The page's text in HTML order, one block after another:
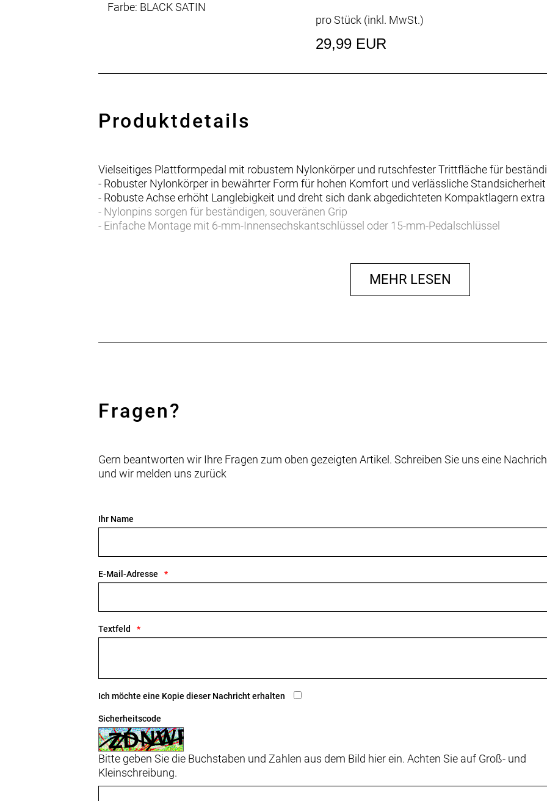
Farbe: BLACK SATIN
pro Stück (inkl. MwSt.)
29,99 EUR
Produktdetails
Vielseitiges Plattformpedal mit robustem Nylonkörper und rutschfester Trittfläche für
- Robuster Nylonkörper in bewährter Form für hohen Komfort und verlässliche Standsicherheit
- Robuste Achse erhöht Langlebigkeit und dreht sich dank abgedichteten Kompaktlagern
- Nylonpins sorgen für beständigen, souveränen Grip
- Einfache Montage mit 6-mm-Innensechskantschlüssel oder 15-mm-Pedalschlüssel
MEHR LESEN
Fragen?
Gern beantworten wir Ihre Fragen zum oben gezeigten Artikel. Schreiben Sie uns eine
und wir melden uns zurück
Ihr Name
E-Mail-Adresse
Textfeld
Ich möchte eine Kopie dieser Nachricht erhalten
Sicherheitscode
Bitte geben Sie die Buchstaben und Zahlen aus dem Bild hier ein. Achten Sie auf Groß- und
Kleinschreibung.